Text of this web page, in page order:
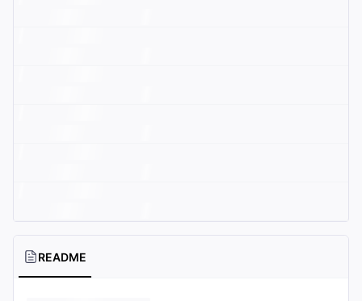
README